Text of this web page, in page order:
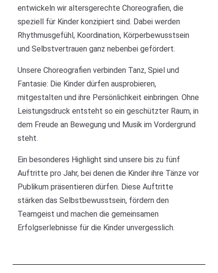
entwickeln wir altersgerechte Choreografien, die
speziell für Kinder konzipiert sind. Dabei werden
Rhythmusgefühl, Koordination, Körperbewusstsein
und Selbstvertrauen ganz nebenbei gefördert.
Unsere Choreografien verbinden Tanz, Spiel und
Fantasie: Die Kinder dürfen ausprobieren,
mitgestalten und ihre Persönlichkeit einbringen. Ohne
Leistungsdruck entsteht so ein geschützter Raum, in
dem Freude an Bewegung und Musik im Vordergrund
steht.
Ein besonderes Highlight sind unsere bis zu fünf
Auftritte pro Jahr, bei denen die Kinder ihre Tänze vor
Publikum präsentieren dürfen. Diese Auftritte
stärken das Selbstbewusstsein, fördern den
Teamgeist und machen die gemeinsamen
Erfolgserlebnisse für die Kinder unvergesslich.